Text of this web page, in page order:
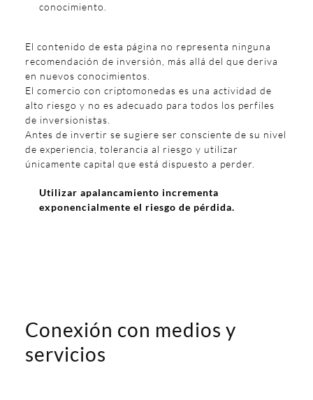
conocimiento.
El contenido de esta página no representa ninguna
recomendación de inversión, más allá del que deriva
en nuevos conocimientos.
El comercio con criptomonedas es una actividad de
alto riesgo y no es adecuado para todos los perfiles
de inversionistas.
Antes de invertir se sugiere ser consciente de su nivel
de experiencia, tolerancia al riesgo y utilizar
únicamente capital que está dispuesto a perder.
Utilizar apalancamiento incrementa
exponencialmente el riesgo de pérdida.
Conexión con medios y
servicios